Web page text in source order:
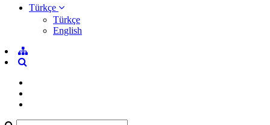
Türkçe
Türkçe
English